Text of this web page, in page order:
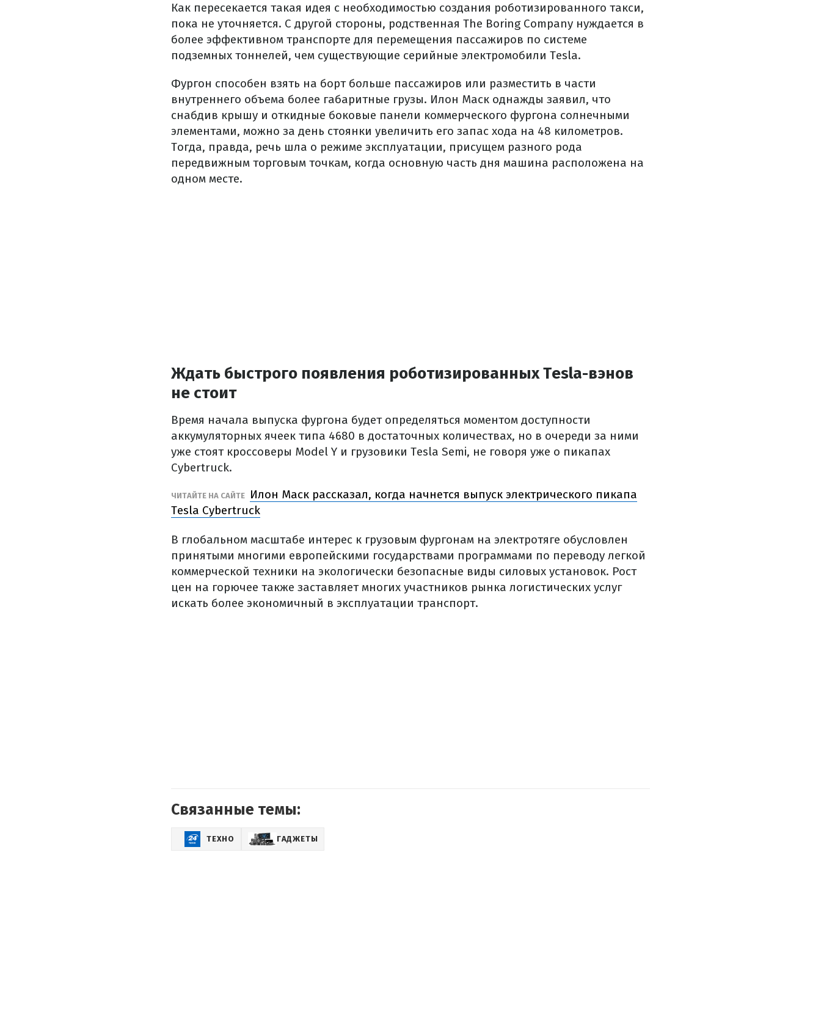
Как пересекается такая идея с необходимостью создания роботизированного такси,
пока не уточняется. С другой стороны, родственная The Boring Company нуждается в
более эффективном транспорте для перемещения пассажиров по системе
подземных тоннелей, чем существующие серийные электромобили Tesla.
Фургон способен взять на борт больше пассажиров или разместить в части
внутреннего объема более габаритные грузы. Илон Маск однажды заявил, что
снабдив крышу и откидные боковые панели коммерческого фургона солнечными
элементами, можно за день стоянки увеличить его запас хода на 48 километров.
Тогда, правда, речь шла о режиме эксплуатации, присущем разного рода
передвижным торговым точкам, когда основную часть дня машина расположена на
одном месте.
Ждать быстрого появления роботизированных Tesla-вэнов
не стоит
Время начала выпуска фургона будет определяться моментом доступности
аккумуляторных ячеек типа 4680 в достаточных количествах, но в очереди за ними
уже стоят кроссоверы Model Y и грузовики Tesla Semi, не говоря уже о пикапах
Cybertruck.
ЧИТАЙТЕ НА САЙТЕ
Илон Маск рассказал, когда начнется выпуск электрического пикапа
Tesla Cybertruck
В глобальном масштабе интерес к грузовым фургонам на электротяге обусловлен
принятыми многими европейскими государствами программами по переводу легкой
коммерческой техники на экологически безопасные виды силовых установок. Рост
цен на горючее также заставляет многих участников рынка логистических услуг
искать более экономичный в эксплуатации транспорт.
Связанные темы:
ТЕХНО ГАДЖЕТЫ